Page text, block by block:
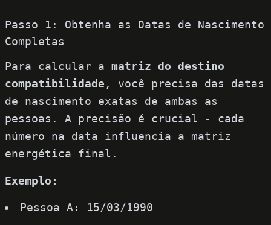
Passo 1: Obtenha as Datas de Nascimento
Completas
Para calcular a matriz do destino
compatibilidade , você precisa das datas
de nascimento exatas de ambas as
pessoas. A precisão é crucial - cada
número na data influencia a matriz
energética final.
Exemplo:
Pessoa A: 15/03/1990